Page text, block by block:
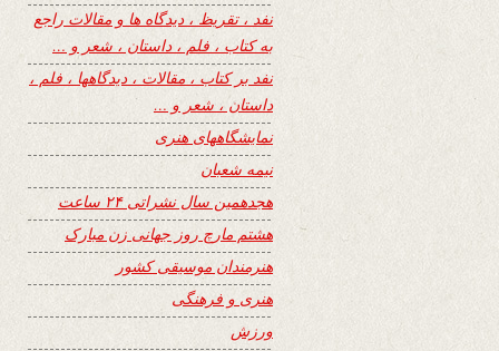
نفد ، تقریظ ، دیدگاه ها و مقالات راجع
به کتاب ، فلم ، داستان ، شعر و …
نفد بر کتاب ، مقالات ، دیدگاهها ، فلم ،
داستان ، شعر و …
نمایشگاههای هنری
نیمه شعبان
هجدهمین سال نشراتی ۲۴ ساعت
هشتم مارچ روز جهانی زن مبارک
هنرمندان موسیقی کشور
هنری و فرهنگی
ورزش